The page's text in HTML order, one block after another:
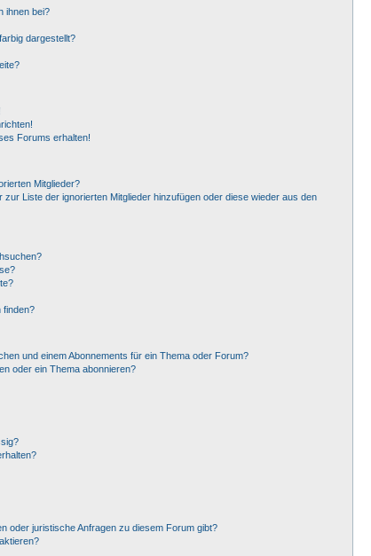
ihnen bei?
dargestellt?
Forums erhalten!
Mitglieder?
Liste der ignorierten Mitglieder hinzufügen oder diese wieder aus den
finden?
und einem Abonnements für ein Thema oder Forum?
oder ein Thema abonnieren?
oder juristische Anfragen zu diesem Forum gibt?